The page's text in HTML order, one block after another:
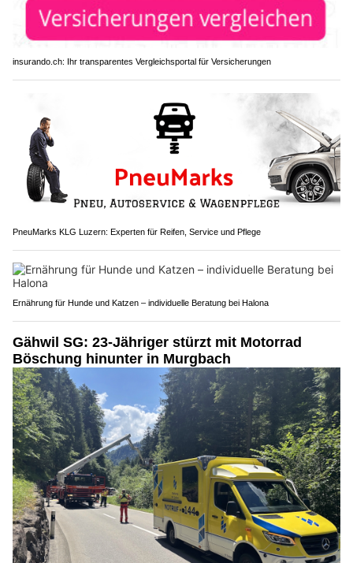
insurando.ch: Ihr transparentes Vergleichsportal für Versicherungen
PneuMarks KLG Luzern: Experten für Reifen, Service und Pflege
Ernährung für Hunde und Katzen – individuelle Beratung bei Halona
Gähwil SG: 23-Jähriger stürzt mit Motorrad
Böschung hinunter in Murgbach